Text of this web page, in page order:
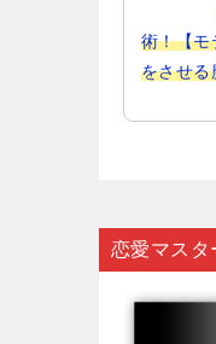
術！【モ
をさせる
恋愛マスタ